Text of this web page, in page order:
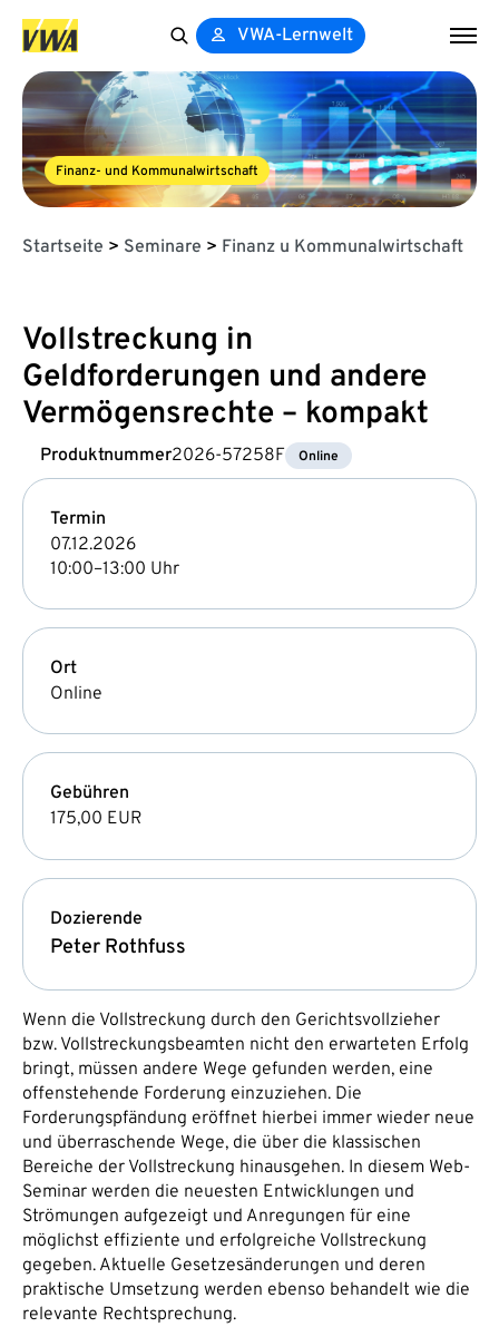
for:
VWA-Lernwelt
Finanz- und Kommunalwirtschaft
Startseite > Seminare > Finanz u Kommunalwirtschaft
Vollstreckung in
Geldforderungen und andere
Vermögensrechte – kompakt
Produktnummer2026-57258F Online
Termin
07.12.2026
10:00–13:00 Uhr
Ort
Online
Gebühren
175,00 EUR
Dozierende
Peter Rothfuss
Wenn die Vollstreckung durch den Gerichtsvollzieher
bzw. Vollstreckungsbeamten nicht den erwarteten Erfolg
bringt, müssen andere Wege gefunden werden, eine
offenstehende Forderung einzuziehen. Die
Forderungspfändung eröffnet hierbei immer wieder neue
und überraschende Wege, die über die klassischen
Bereiche der Vollstreckung hinausgehen. In diesem Web-
Seminar werden die neuesten Entwicklungen und
Strömungen aufgezeigt und Anregungen für eine
möglichst effiziente und erfolgreiche Vollstreckung
gegeben. Aktuelle Gesetzesänderungen und deren
praktische Umsetzung werden ebenso behandelt wie die
relevante Rechtsprechung.